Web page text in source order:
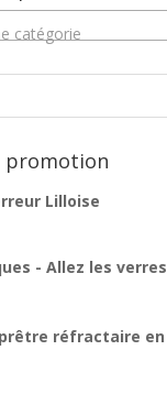
catégorie
promotion
Lilloise
€.
- Allez les verres
€.
réfractaire en